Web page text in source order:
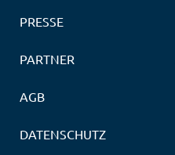
PRESSE
PARTNER
AGB
DATENSCHUTZ